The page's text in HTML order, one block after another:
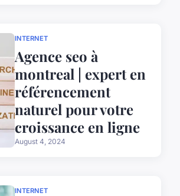
INTERNET
Agence seo à
montreal | expert en
référencement
naturel pour votre
croissance en ligne
August 4, 2024
INTERNET